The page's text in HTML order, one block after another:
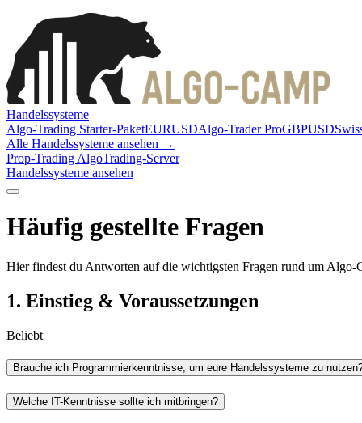
Handelssysteme
Algo-Trading Starter-PaketEURUSDAlgo-Trader ProGBPUSD
Alle Handelssysteme ansehen →
Prop-Trading AlgoTrading-Server
Handelssysteme ansehen
Häufig gestellte Fragen
Hier findest du Antworten auf die wichtigsten Fragen rund um Algo-
1. Einstieg & Voraussetzungen
Beliebt
Brauche ich Programmierkenntnisse, um eure Handelssysteme zu
Welche IT-Kenntnisse sollte ich mitbringen?